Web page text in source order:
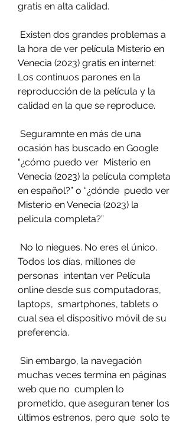
gratis en alta calidad.
la hora de ver película Misterio en
Venecia (2023) gratis en internet:
Los continuos parones en la
reproducción de la película y la
calidad en la que se reproduce.
ocasión has buscado en Google
“¿cómo puedo ver  Misterio en
Venecia (2023) la película completa
en español?” o “¿dónde  puedo ver
Misterio en Venecia (2023) la
película completa?”
Todos los días, millones de
personas  intentan ver Película
online desde sus computadoras,
laptops,  smartphones, tablets o
cual sea el dispositivo móvil de su
preferencia.
muchas veces termina en páginas
web que no  cumplen lo
prometido, que aseguran tener los
últimos estrenos, pero que  solo te